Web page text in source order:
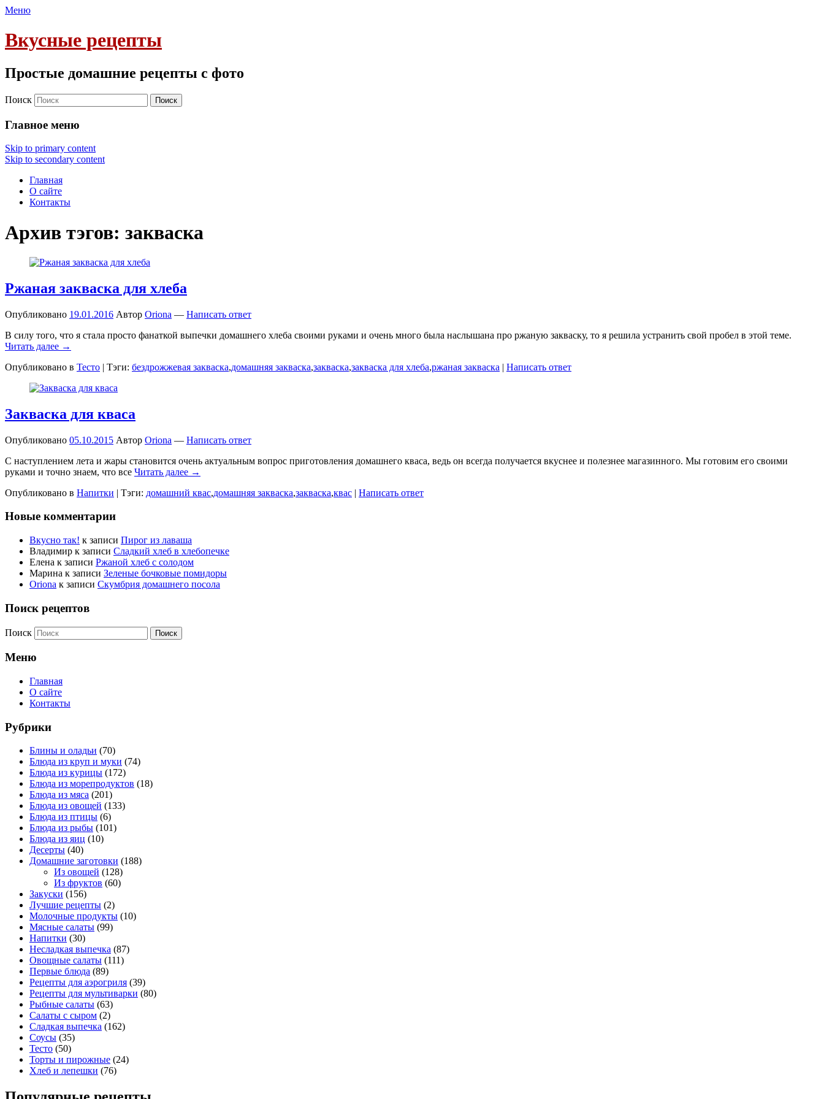
Меню
Вкусные рецепты
Простые домашние рецепты с фото
Поиск
Главное меню
Skip to primary content
Skip to secondary content
Главная
О сайте
Контакты
Архив тэгов: закваска
Ржаная закваска для хлеба
Опубликовано 19.01.2016 Автор Oriona — Написать ответ
В силу того, что я стала просто фанаткой выпечки домашнего хлеба своими руками и очень много была наслышана про ржаную закваску, то я решила устранить свой пробел в этой теме.
Читать далее →
Опубликовано в Тесто | Тэги: бездрожжевая закваска,домашняя закваска,закваска,закваска для хлеба,ржаная закваска | Написать ответ
Закваска для кваса
Опубликовано 05.10.2015 Автор Oriona — Написать ответ
С наступлением лета и жары становится очень актуальным вопрос приготовления домашнего кваса, ведь он всегда получается вкуснее и полезнее магазинного. Мы готовим его своими
руками и точно знаем, что все Читать далее →
Опубликовано в Напитки | Тэги: домашний квас,домашняя закваска,закваска,квас | Написать ответ
Новые комментарии
Вкусно так! к записи Пирог из лаваша
Владимир к записи Сладкий хлеб в хлебопечке
Елена к записи Ржаной хлеб с солодом
Марина к записи Зеленые бочковые помидоры
Oriona к записи Скумбрия домашнего посола
Поиск рецептов
Поиск
Меню
Главная
О сайте
Контакты
Рубрики
Блины и оладьи (70)
Блюда из круп и муки (74)
Блюда из курицы (172)
Блюда из морепродуктов (18)
Блюда из мяса (201)
Блюда из овощей (133)
Блюда из птицы (6)
Блюда из рыбы (101)
Блюда из яиц (10)
Десерты (40)
Домашние заготовки (188)
Из овощей (128)
Из фруктов (60)
Закуски (156)
Лучшие рецепты (2)
Молочные продукты (10)
Мясные салаты (99)
Напитки (30)
Несладкая выпечка (87)
Овощные салаты (111)
Первые блюда (89)
Рецепты для аэрогриля (39)
Рецепты для мультиварки (80)
Рыбные салаты (63)
Салаты с сыром (2)
Сладкая выпечка (162)
Соусы (35)
Тесто (50)
Торты и пирожные (24)
Хлеб и лепешки (76)